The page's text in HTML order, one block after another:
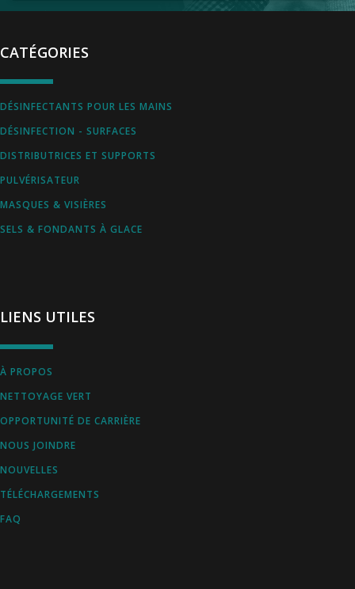
CATÉGORIES
DÉSINFECTANTS POUR LES MAINS
DÉSINFECTION - SURFACES
DISTRIBUTRICES ET SUPPORTS
PULVÉRISATEUR
MASQUES & VISIÈRES
SELS & FONDANTS À GLACE
LIENS UTILES
À PROPOS
NETTOYAGE VERT
OPPORTUNITÉ DE CARRIÈRE
NOUS JOINDRE
NOUVELLES
TÉLÉCHARGEMENTS
FAQ